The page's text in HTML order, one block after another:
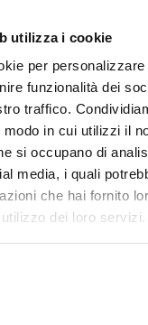
utilizza i cookie
per
funzionalità dei
traffico.
modo in cui utilizzi il
si occupano di
media, i quali
che hai fornito
dei loro servizi.